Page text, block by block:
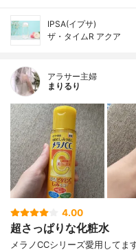
IPSA(イプサ)
ザ・タイムR アクア
アラサー主婦
まりるり
4.00
超さっぱりな化粧水
メラノCCシリーズ愛用してま